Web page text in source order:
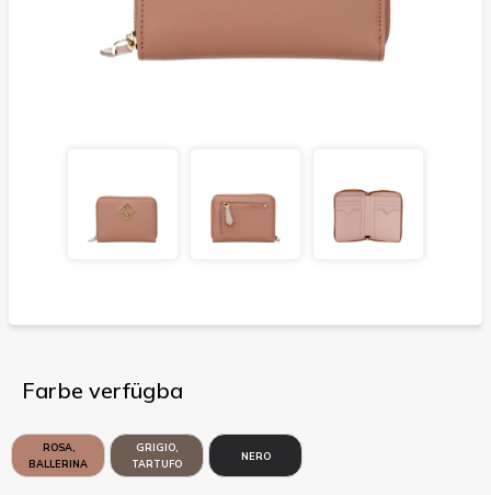
Farbe verfügba
ROSA,
BALLERINA
GRIGIO,
TARTUFO
NERO